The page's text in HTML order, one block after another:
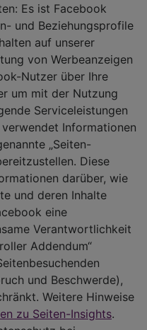
Es ist Facebook
und Beziehungsprofile
auf unserer
von Werbeanzeigen
Nutzer über Ihre
um mit der Nutzung
Serviceleistungen
Informationen
„Seiten-
Diese
darüber, wie
und deren Inhalte
eine
Verantwortlichkeit
Addendum“
und Beschwerde),
Weitere Hinweise
zu Seiten-Insights.